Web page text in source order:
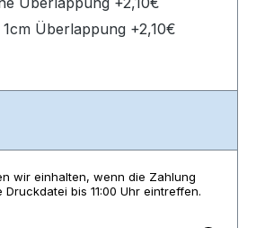
Überlappung +2,10€
wir einhalten, wenn die Zahlung
bis 11:00 Uhr eintreffen.